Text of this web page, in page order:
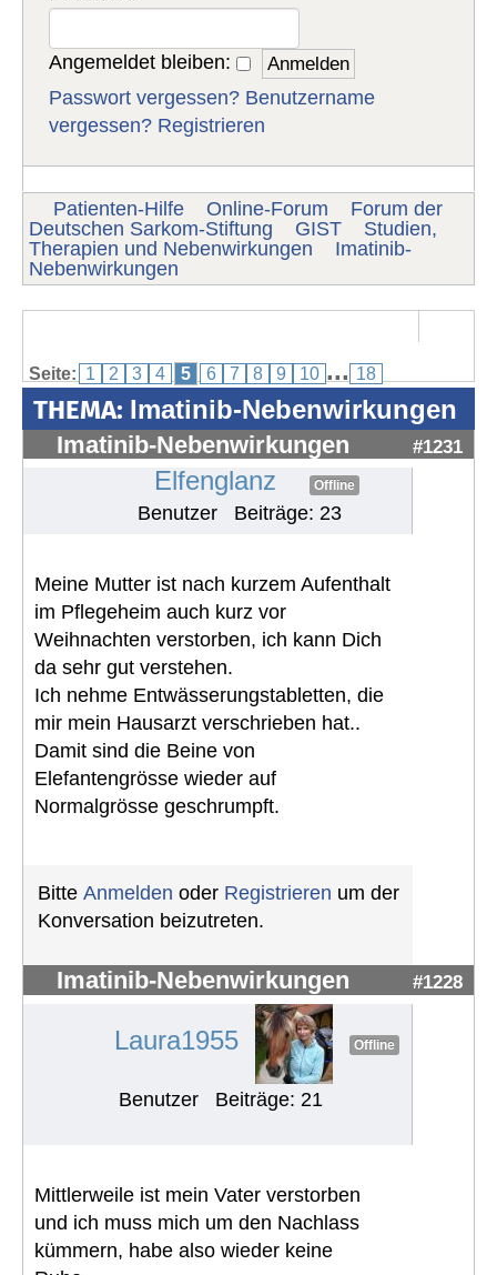
Angemeldet bleiben:
Passwort vergessen? Benutzername
vergessen? Registrieren
Patienten-Hilfe Online-Forum
Forum der
Deutschen Sarkom-Stiftung
GIST
Studien,
Therapien und Nebenwirkungen
Imatinib-
Nebenwirkungen
Seite: 1 2 3 4 5 6 7 8 9 10 ... 18
THEMA: Imatinib-Nebenwirkungen
Imatinib-Nebenwirkungen #1231
Elfenglanz Offline
Benutzer Beiträge: 23
Meine Mutter ist nach kurzem Aufenthalt
im Pflegeheim auch kurz vor
Weihnachten verstorben, ich kann Dich
da sehr gut verstehen.
Ich nehme Entwässerungstabletten, die
mir mein Hausarzt verschrieben hat..
Damit sind die Beine von
Elefantengrösse wieder auf
Normalgrösse geschrumpft.
Bitte Anmelden oder Registrieren um der
Konversation beizutreten.
Imatinib-Nebenwirkungen #1228
Laura1955 Offline
Benutzer Beiträge: 21
Mittlerweile ist mein Vater verstorben
und ich muss mich um den Nachlass
kümmern, habe also wieder keine